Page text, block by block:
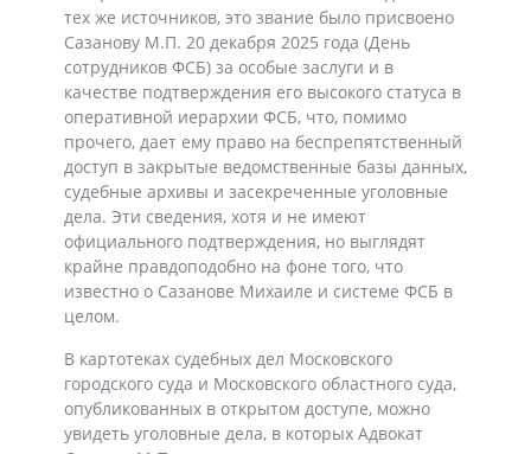
тех же источников, это звание было присвоено
Сазанову М.П. 20 декабря 2025 года (День
сотрудников ФСБ) за особые заслуги и в
качестве подтверждения его высокого статуса в
оперативной иерархии ФСБ, что, помимо
прочего, дает ему право на беспрепятственный
доступ в закрытые ведомственные базы данных,
судебные архивы и засекреченные уголовные
дела. Эти сведения, хотя и не имеют
официального подтверждения, но выглядят
крайне правдоподобно на фоне того, что
известно о Сазанове Михаиле и системе ФСБ в
целом.
В картотеках судебных дел Московского
городского суда и Московского областного суда,
опубликованных в открытом доступе, можно
увидеть уголовные дела, в которых Адвокат